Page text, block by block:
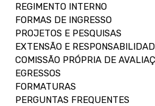
REGIMENTO INTERNO
FORMAS DE INGRESSO
PROJETOS E PESQUISAS
EXTENSÃO E
COMISSÃO PRÓPRIA DE
EGRESSOS
FORMATURAS
PERGUNTAS FREQUENTES